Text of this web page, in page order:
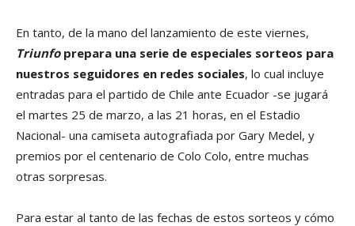
En tanto, de la mano del lanzamiento de este viernes,
Triunfo prepara una serie de especiales sorteos para
nuestros seguidores en redes sociales, lo cual incluye
entradas para el partido de Chile ante Ecuador -se jugará
el martes 25 de marzo, a las 21 horas, en el Estadio
Nacional- una camiseta autografiada por Gary Medel, y
premios por el centenario de Colo Colo, entre muchas
otras sorpresas.
Para estar al tanto de las fechas de estos sorteos y cómo